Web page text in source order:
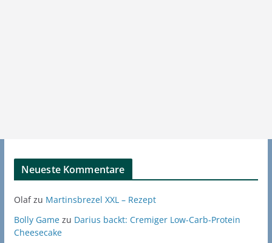
Neueste Kommentare
Olafzu Martinsbrezel XXL – Rezept
Bolly Gamezu Darius backt: Cremiger Low-Carb-Protein
Cheesecake